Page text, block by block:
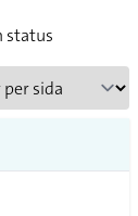
status